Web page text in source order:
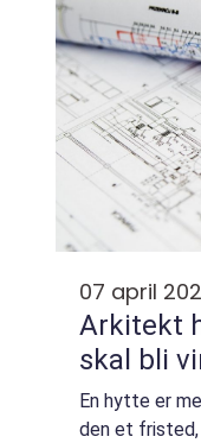
07 april
Arkitekt hytte når
skal bli
En hytte er
den et